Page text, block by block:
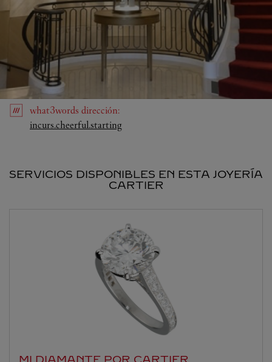
what3words dirección:
incurs.cheerful.startingLink Opens in New Tab
SERVICIOS DISPONIBLES EN ESTA JOYERÍA
CARTIER